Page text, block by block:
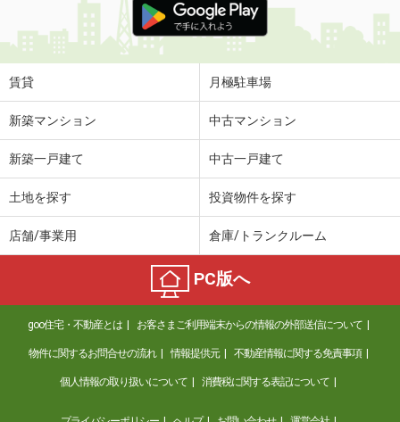
京都府京都市伏見区竹田藁屋町
価 格
住 所
京都府京都市伏見区竹田藁屋町
間取り
1K
京都府京都市下京区西七条比輪田町
京都府京都市下京区西七条比輪田町
京都府京都市右京区西京極堤外町
価 格
4.60万円
専有面積
23.43m²
間取り
1K
京都府宇治市五ケ庄
賃貸 月極駐車場
新築マンション 中古マンション
新築一戸建て 中古一戸建て
土地を探す 投資物件を探す
店舗/事業用 倉庫/トランクルーム
PC版へ
goo住宅・不動産とは お客さまご利用端末からの情報の外部送信について
物件に関するお問合せの流れ 情報提供元 不動産情報に関する免責事項
個人情報の取り扱いについて 消費税に関する表記について